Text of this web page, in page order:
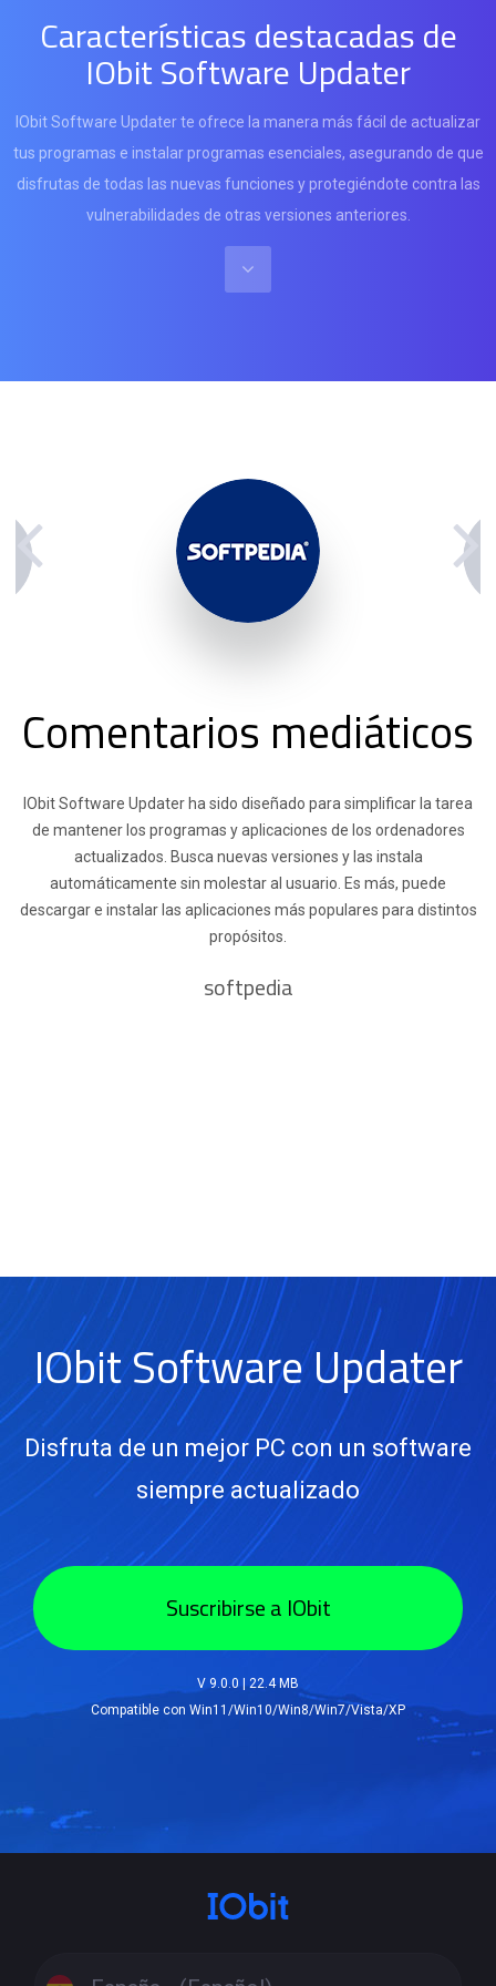
Características destacadas de
IObit Software Updater
IObit Software Updater te ofrece la manera más fácil de actualizar
tus programas e instalar programas esenciales, asegurando de que
disfrutas de todas las nuevas funciones y protegiéndote contra las
vulnerabilidades de otras versiones anteriores.
Comentarios mediáticos
IObit Software Updater ha sido diseñado para simplificar la tarea
de mantener los programas y aplicaciones de los ordenadores
actualizados. Busca nuevas versiones y las instala
automáticamente sin molestar al usuario. Es más, puede
descargar e instalar las aplicaciones más populares para distintos
propósitos.
softpedia
IObit Software Updater
Disfruta de un mejor PC con un software
siempre actualizado
Suscribirse a IObit
V 9.0.0|22.4 MB
Compatible con Win11/Win10/Win8/Win7/Vista/XP